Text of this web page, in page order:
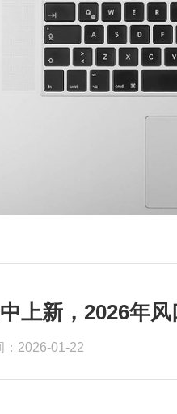
上新，2026年风
：2026-01-22